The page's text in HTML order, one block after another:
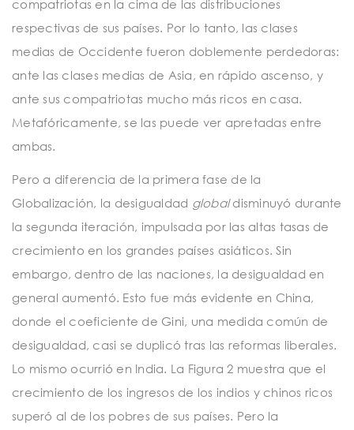
compatriotas en la cima de las distribuciones
respectivas de sus países. Por lo tanto, las clases
medias de Occidente fueron doblemente perdedoras:
ante las clases medias de Asia, en rápido ascenso, y
ante sus compatriotas mucho más ricos en casa.
Metafóricamente, se las puede ver apretadas entre
ambas.
Pero a diferencia de la primera fase de la
Globalización, la desigualdad globaldisminuyó durante
la segunda iteración, impulsada por las altas tasas de
crecimiento en los grandes países asiáticos. Sin
embargo, dentro de las naciones, la desigualdad en
general aumentó. Esto fue más evidente en China,
donde el coeficiente de Gini, una medida común de
desigualdad, casi se duplicó tras las reformas liberales.
Lo mismo ocurrió en India. La Figura 2 muestra que el
crecimiento de los ingresos de los indios y chinos ricos
superó al de los pobres de sus países. Pero la